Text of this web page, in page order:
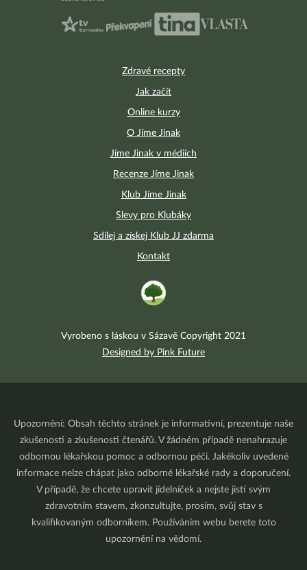
Zdravé recepty
Jak začít
Online kurzy
O Jíme Jinak
Jíme Jinak v médiích
Recenze Jíme Jinak
Klub Jíme Jinak
Slevy pro Klubáky
Sdílej a získej Klub JJ zdarma
Kontakt
Vyrobeno s láskou v Sázavě Copyright 2021
Designed by Pink Future
Upozornění: Obsah těchto stránek je informativní, prezentuje naše
zkušenosti a zkušenosti čtenářů. V žádném případě nenahrazuje
odbornou lékařskou pomoc a odbornou péči. Jakékoliv uvedené
informace nelze chápat jako odborné lékařské rady a doporučení.
V případě, že chcete upravit jídelníček a nejste jistí svým
zdravotním stavem, zkonzultujte, prosím, svůj stav s
kvalifikovaným odborníkem. Používáním webu berete toto
upozornění na vědomí.